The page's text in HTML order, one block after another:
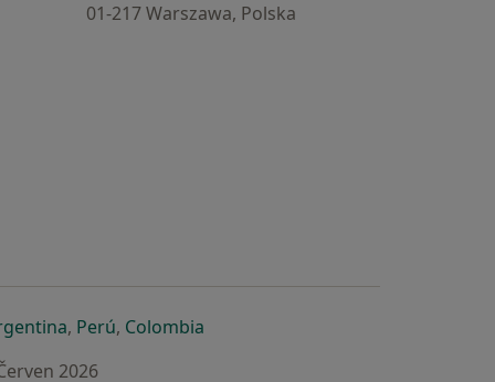
01-217 Warszawa, Polska
záložce
nové záložce
v nové záložce
se otevře v nové záložce
, Perúse otevře v nové záložce
, Colombiase otevře v nové záložce
2026